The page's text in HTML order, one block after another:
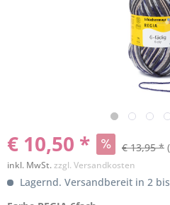
€ 10,50 * € 13,95 *
inkl. MwSt.zzgl. Versandkosten
Lagernd. Versandbereit in 2